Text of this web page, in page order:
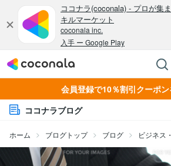
会員登録で10％割引クーポン
ココナラブログ
ホーム ブログトップ ブログ ビジネス